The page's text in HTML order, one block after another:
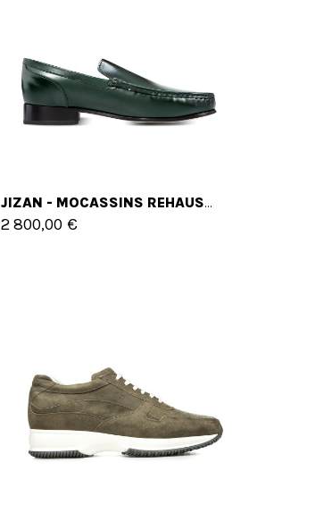
JIZAN - MOCASSINS REHAUSSANTS EN CUIR SHELL CORDOVAN JUSQU'À 6 CM EN PLUS
2 800,00 €